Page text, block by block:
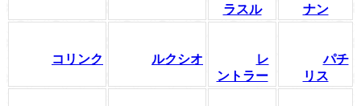
ラスル
ナン
コリンク ルクシオ
レ
ントラー
パチ
リス